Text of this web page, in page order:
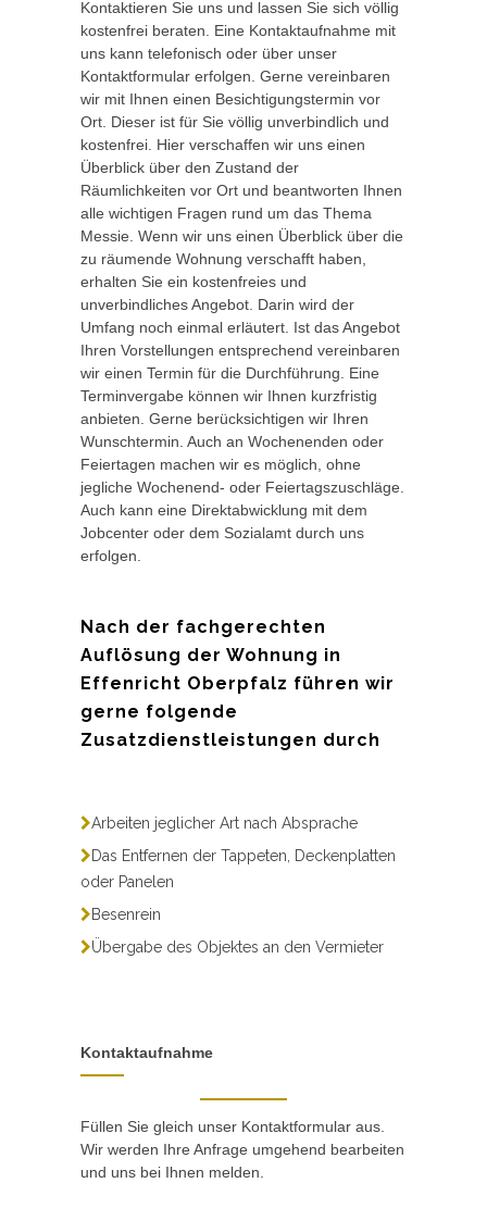
Kontaktieren Sie uns und lassen Sie sich völlig
kostenfrei beraten. Eine Kontaktaufnahme mit
uns kann telefonisch oder über unser
Kontaktformular erfolgen. Gerne vereinbaren
wir mit Ihnen einen Besichtigungstermin vor
Ort. Dieser ist für Sie völlig unverbindlich und
kostenfrei. Hier verschaffen wir uns einen
Überblick über den Zustand der
Räumlichkeiten vor Ort und beantworten Ihnen
alle wichtigen Fragen rund um das Thema
Messie. Wenn wir uns einen Überblick über die
zu räumende Wohnung verschafft haben,
erhalten Sie ein kostenfreies und
unverbindliches Angebot. Darin wird der
Umfang noch einmal erläutert. Ist das Angebot
Ihren Vorstellungen entsprechend vereinbaren
wir einen Termin für die Durchführung. Eine
Terminvergabe können wir Ihnen kurzfristig
anbieten. Gerne berücksichtigen wir Ihren
Wunschtermin. Auch an Wochenenden oder
Feiertagen machen wir es möglich, ohne
jegliche Wochenend- oder Feiertagszuschläge.
Auch kann eine Direktabwicklung mit dem
Jobcenter oder dem Sozialamt durch uns
erfolgen.
Nach der fachgerechten
Auflösung der Wohnung in
Effenricht Oberpfalz führen wir
gerne folgende
Zusatzdienstleistungen durch
Arbeiten jeglicher Art nach Absprache
Das Entfernen der Tappeten, Deckenplatten
oder Panelen
Besenrein
Übergabe des Objektes an den Vermieter
Kontaktaufnahme
Füllen Sie gleich unser Kontaktformular aus.
Wir werden Ihre Anfrage umgehend bearbeiten
und uns bei Ihnen melden.